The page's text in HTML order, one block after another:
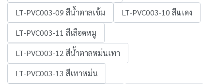
LT-PVC003-09 สีน้ำตาลเข้ม
LT-PVC003-10 สีแเดง
LT-PVC003-11 สีเลือดหมู
LT-PVC003-12 สีน้ำตาลหม่นเทา
LT-PVC003-13 สีเทาหม่น